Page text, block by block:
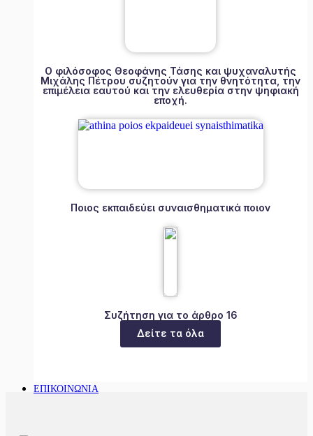
Ο φιλόσοφος Θεοφάνης Τάσης και ψυχαναλυτής
Μιχάλης Πέτρου συζητούν για την θνητότητα, την
επιμέλεια εαυτού και την ελευθερία στην ψηφιακή
εποχή.
Ποιος εκπαιδεύει συναισθηματικά ποιον
Συζήτηση για το άρθρο 16
Δείτε τα όλα
ΕΠΙΚΟΙΝΩΝΙΑ